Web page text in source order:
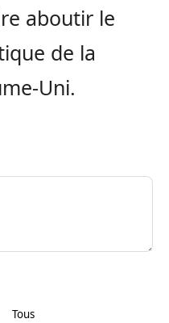
aboutir le
de la
Uni.
Tous